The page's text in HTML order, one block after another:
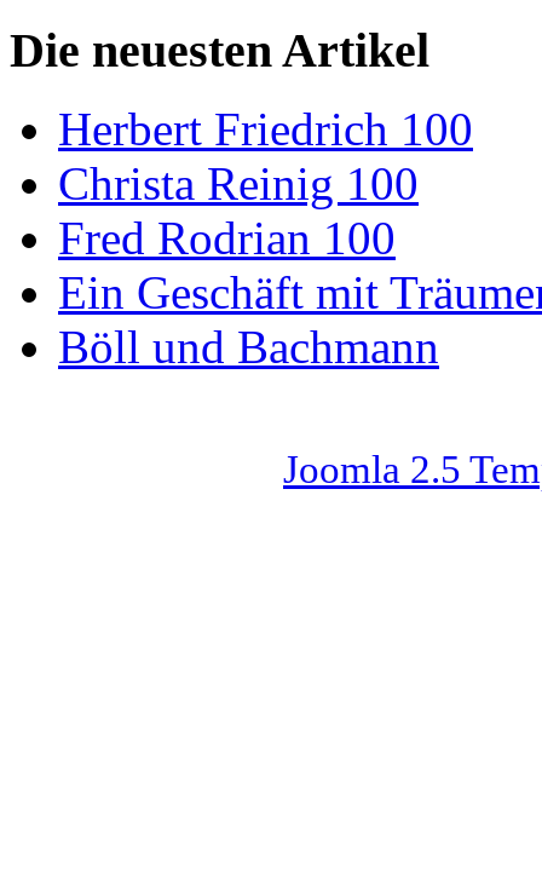
Die neuesten Artikel
Herbert Friedrich 100
Christa Reinig 100
Fred Rodrian 100
Ein Geschäft mit
Böll und Bachmann
Joomla 2.5